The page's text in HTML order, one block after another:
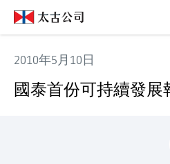
2010年5月10日
國泰首份可持續發展